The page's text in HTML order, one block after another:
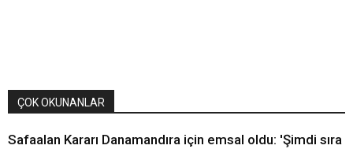
ÇOK OKUNANLAR
Safaalan Kararı Danamandıra için emsal oldu: 'Şimdi sıra